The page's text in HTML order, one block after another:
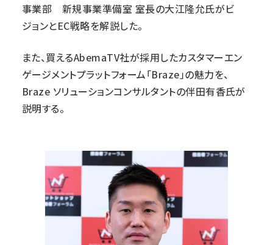
事業部 新規事業準備室 室長の大江隆允氏がビ
ジョンとEC戦略を解説した。
また、買えるAbemaTV社が採用したカスタマーエン
ゲージメントプラットフォーム「Braze」の魅力を、
Braze ソリューションコンサルタントの伴田有香氏が
説明する。